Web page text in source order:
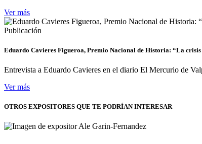
Ver más
Publicación
Eduardo Cavieres Figueroa, Premio Nacional de Historia: “La
Entrevista a Eduardo Cavieres en el diario El Mercurio de
Ver más
OTROS EXPOSITORES QUE TE PODRÍAN INTERESAR